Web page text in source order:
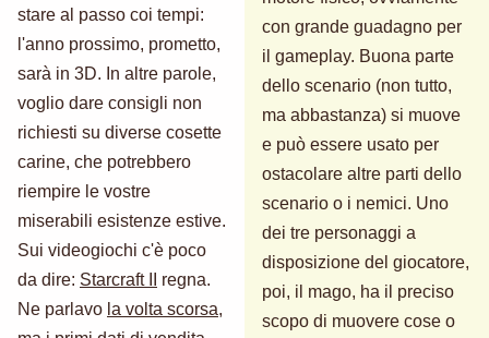
stare al passo coi tempi:
l'anno prossimo, prometto,
sarà in 3D. In altre parole,
voglio dare consigli non
richiesti su diverse cosette
carine, che potrebbero
riempire le vostre
miserabili esistenze estive.
Sui videogiochi c'è poco
da dire: Starcraft II
regna.
Ne parlavo la volta scorsa,
con grande guadagno per
il gameplay. Buona parte
dello scenario (non tutto,
ma abbastanza) si muove
e può essere usato per
ostacolare altre parti dello
scenario o i nemici. Uno
dei tre personaggi a
disposizione del giocatore,
poi, il mago, ha il preciso
scopo di muovere cose o